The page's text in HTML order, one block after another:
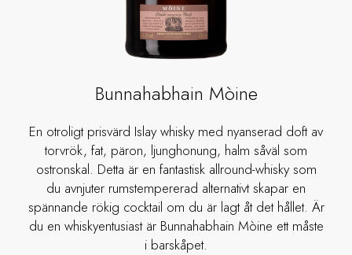
Bunnahabhain Mòine
En otroligt prisvärd Islay whisky med nyanserad doft av
torvrök, fat, päron, ljunghonung, halm såväl som
ostronskal. Detta är en fantastisk allround-whisky som
du avnjuter rumstempererad alternativt skapar en
spännande rökig cocktail om du är lagt åt det hållet. Är
du en whiskyentusiast är Bunnahabhain Mòine ett måste
i barskåpet.